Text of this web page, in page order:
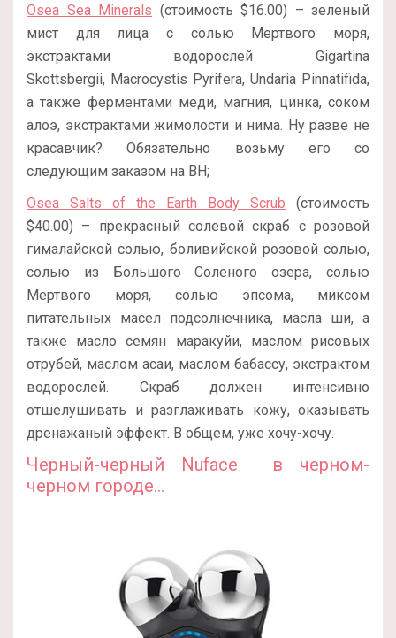
Osea Sea Minerals (стоимость $16.00) – зеленый
мист для лица с солью Мертвого моря,
экстрактами водорослей Gigartina
Skottsbergii, Macrocystis Pyrifera, Undaria Pinnatifida,
а также ферментами меди, магния, цинка, соком
алоэ, экстрактами жимолости и нима. Ну разве не
красавчик? Обязательно возьму его со
следующим заказом на BH;
Osea Salts of the Earth Body Scrub (стоимость
$40.00) – прекрасный солевой скраб с розовой
гималайской солью, боливийской розовой солью,
солью из Большого Соленого озера, солью
Мертвого моря, солью эпсома, миксом
питательных масел подсолнечника, масла ши, а
также масло семян маракуйи, маслом рисовых
отрубей, маслом асаи, маслом бабассу, экстрактом
водорослей. Скраб должен интенсивно
отшелушивать и разглаживать кожу, оказывать
дренажаный эффект. В общем, уже хочу-хочу.
Черный-черный Nuface в черном-
черном городе…